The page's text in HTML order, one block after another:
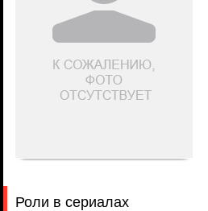
Роли в сериалах